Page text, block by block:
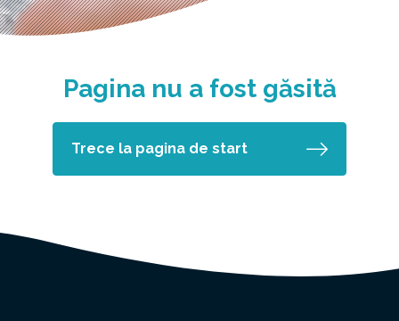
Pagina nu a fost găsită
Trece la pagina de start